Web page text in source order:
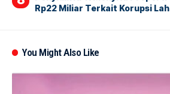
Rp22 Miliar Terkait Korupsi
You Might Also Like